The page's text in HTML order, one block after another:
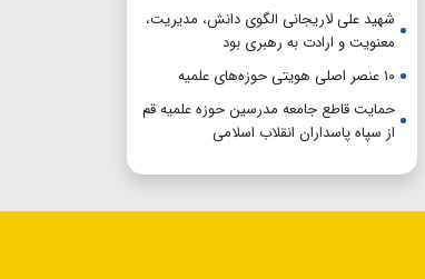
شهید علی لاریجانی الگوی دانش، مدیریت،
معنویت و ارادت به رهبری بود
۱۰ عنصر اصلی هویتی حوزه‌های علمیه
حمایت قاطع جامعه مدرسین حوزه علمیه قم
از سپاه پاسداران انقلاب اسلامی